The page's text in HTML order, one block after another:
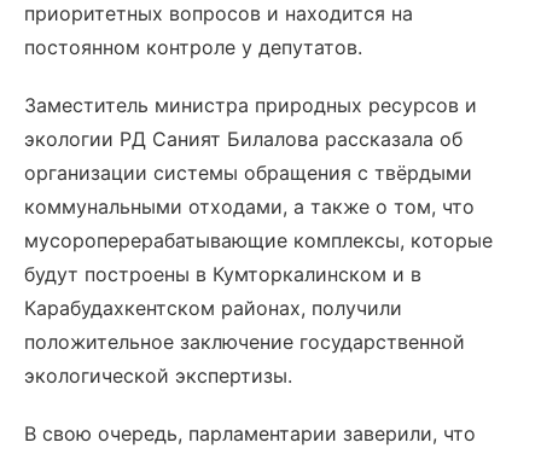
приоритетных вопросов и находится на
постоянном контроле у депутатов.
Заместитель министра природных ресурсов и
экологии РД Саният Билалова рассказала об
организации системы обращения с твёрдыми
коммунальными отходами, а также о том, что
мусороперерабатывающие комплексы, которые
будут построены в Кумторкалинском и в
Карабудахкентском районах, получили
положительное заключение государственной
экологической экспертизы.
В свою очередь, парламентарии заверили, что